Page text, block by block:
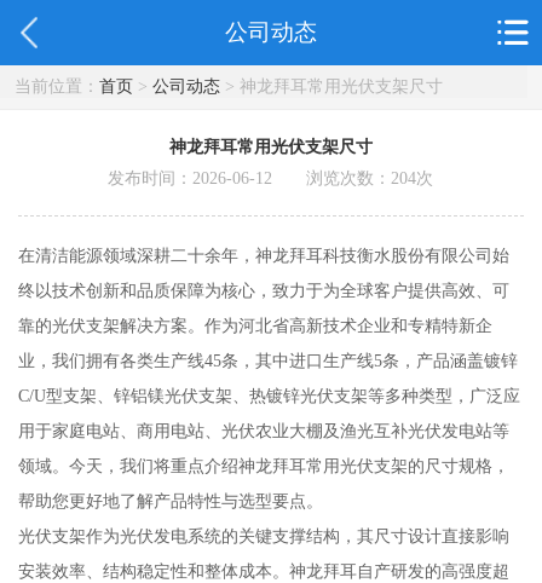
公司动态
当前位置： 首页> 公司动态> 神龙拜耳常用光伏支架尺寸
神龙拜耳常用光伏支架尺寸
发布时间：2026-06-12 浏览次数：204次
在清洁能源领域深耕二十余年，神龙拜耳科技衡水股份有限公司始
终以技术创新和品质保障为核心，致力于为全球客户提供高效、可
靠的光伏支架解决方案。作为河北省高新技术企业和专精特新企
业，我们拥有各类生产线45条，其中进口生产线5条，产品涵盖镀锌
C/U型支架、锌铝镁光伏支架、热镀锌光伏支架等多种类型，广泛应
用于家庭电站、商用电站、光伏农业大棚及渔光互补光伏发电站等
领域。今天，我们将重点介绍神龙拜耳常用光伏支架的尺寸规格，
帮助您更好地了解产品特性与选型要点。
光伏支架作为光伏发电系统的关键支撑结构，其尺寸设计直接影响
安装效率、结构稳定性和整体成本。神龙拜耳自产研发的高强度超